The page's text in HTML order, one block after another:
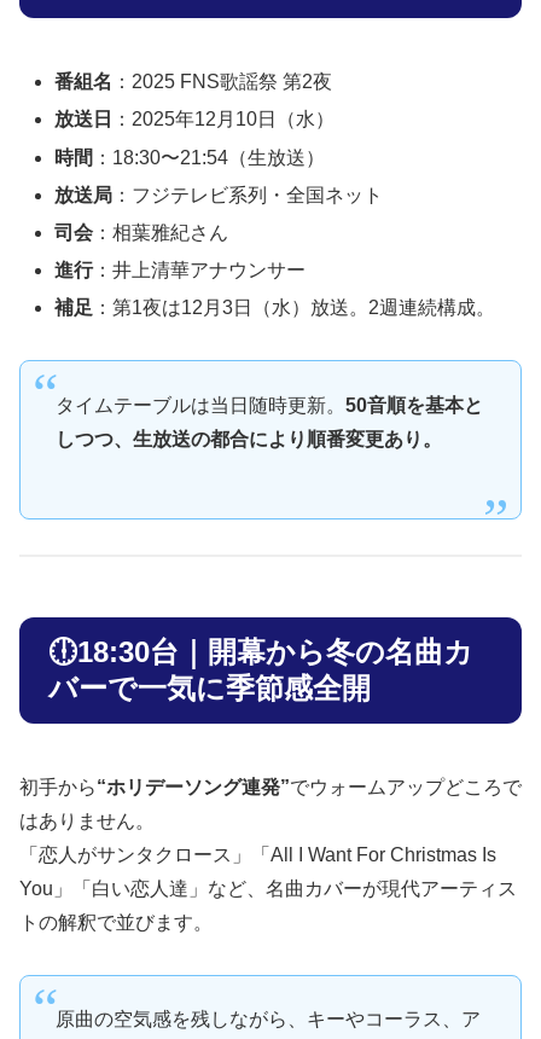
番組名 ：2025 FNS歌謡祭 第2夜
放送日
：2025年12月10日（水）
時間 ：18:30〜21:54（生放送）
放送局 ：フジテレビ系列・全国ネット
司会 ：相葉雅紀さん
進行：井上清華アナウンサー
補足 ：第1夜は12月3日（水）放送。2週連続構成。
タイムテーブルは当日随時更新。 50音順を基本と
しつつ、生放送の都合により順番変更あり。
🕕18:30台｜開幕から冬の名曲カ
バーで一気に季節感全開
初手から“ホリデーソング連発”でウォームアップどころで
はありません。
「恋人がサンタクロース」「All I Want For Christmas Is
You」「白い恋人達」など、名曲カバーが現代アーティス
トの解釈で並びます。
原曲の空気感を残しながら、キーやコーラス、ア